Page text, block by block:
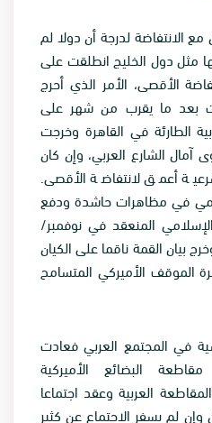
الانتفاضة لدرجة أن دولا لم
مثل دول الخليج انطلقت على
الأقصى، الأمر الذي أحرج
بعد ما يقرب من شهر على
الطارئة في القاهرة وخرجت
الشارع العربي، وإن كان
أعمق لانتفاضة الأقصى.
في مظاهرات حاشدة ودفع
المنعقد في نوفمبر/
بيان القمة ناقما على الكيان
الموقف الأميركي المتسامح
في المجتمع العربي فعادت
البضائع الأميركية
العربية وعقد اجتماعا
لم يسفر الاجتماع عن كثير